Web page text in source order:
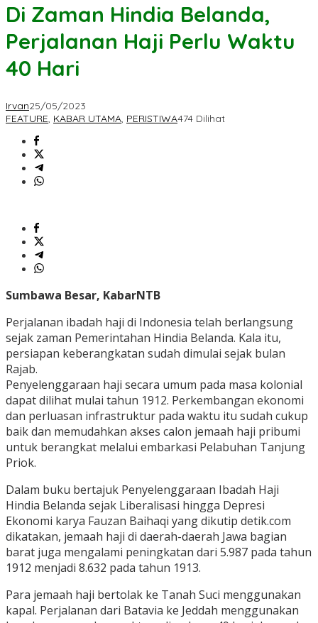
Di Zaman Hindia Belanda,
Perjalanan Haji Perlu Waktu
40 Hari
Irvan25/05/2023
FEATURE, KABAR UTAMA, PERISTIWA474 Dilihat
Sumbawa Besar, KabarNTB
Perjalanan ibadah haji di Indonesia telah berlangsung
sejak zaman Pemerintahan Hindia Belanda. Kala itu,
persiapan keberangkatan sudah dimulai sejak bulan
Rajab.
Penyelenggaraan haji secara umum pada masa kolonial
dapat dilihat mulai tahun 1912. Perkembangan ekonomi
dan perluasan infrastruktur pada waktu itu sudah cukup
baik dan memudahkan akses calon jemaah haji pribumi
untuk berangkat melalui embarkasi Pelabuhan Tanjung
Priok.
Dalam buku bertajuk Penyelenggaraan Ibadah Haji
Hindia Belanda sejak Liberalisasi hingga Depresi
Ekonomi karya Fauzan Baihaqi yang dikutip detik.com
dikatakan, jemaah haji di daerah-daerah Jawa bagian
barat juga mengalami peningkatan dari 5.987 pada tahun
1912 menjadi 8.632 pada tahun 1913.
Para jemaah haji bertolak ke Tanah Suci menggunakan
kapal. Perjalanan dari Batavia ke Jeddah menggunakan